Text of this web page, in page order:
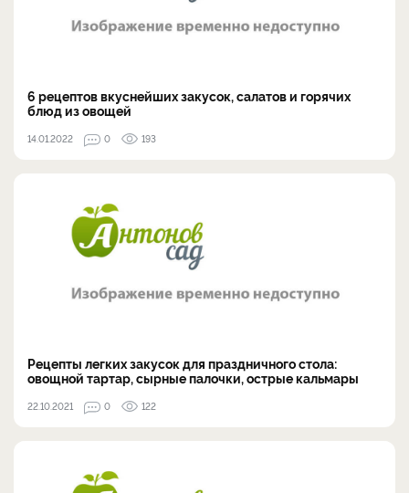
6 рецептов вкуснейших закусок, салатов и горячих
блюд из овощей
14.01.2022 0 193
Рецепты легких закусок для праздничного стола:
овощной тартар, сырные палочки, острые кальмары
22.10.2021 0 122